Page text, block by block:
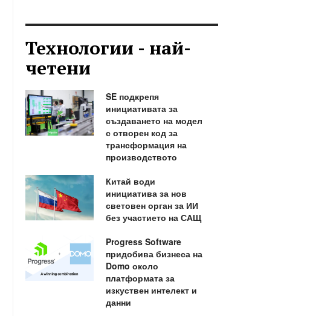
Технологии - най-
четени
SE подкрепя
инициативата за
създаването на модел
с отворен код за
трансформация на
производството
Китай води
инициатива за нов
световен орган за ИИ
без участието на САЩ
Progress Software
придобива бизнеса на
Domo около
платформата за
изкуствен интелект и
данни